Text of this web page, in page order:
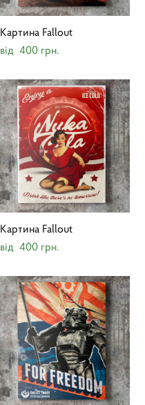
Картина Fallout
від 400 грн.
Картина Fallout
від 400 грн.